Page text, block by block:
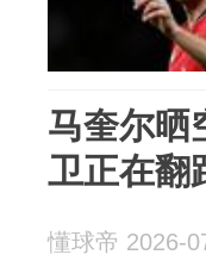
马奎尔晒
卫正在翻
懂球帝 2026-